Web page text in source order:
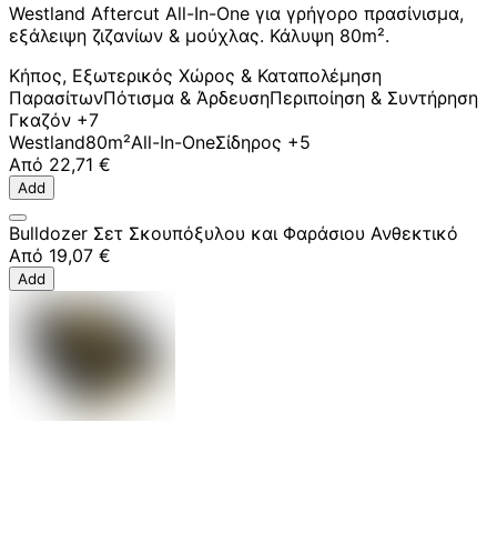
Westland Aftercut All-In-One για γρήγορο πρασίνισμα,
εξάλειψη ζιζανίων & μούχλας. Κάλυψη 80m².
Κήπος, Εξωτερικός Χώρος & Καταπολέμηση
ΠαρασίτωνΠότισμα & ΆρδευσηΠεριποίηση & Συντήρηση
Γκαζόν +7
Westland80m²All-In-OneΣίδηρος +5
Από 22,71 €
Add
Bulldozer Σετ Σκουπόξυλου και Φαράσιου Ανθεκτικό
Από 19,07 €
Add